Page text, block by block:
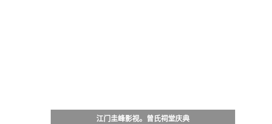
江门圭峰影视。曾氏祠堂庆典